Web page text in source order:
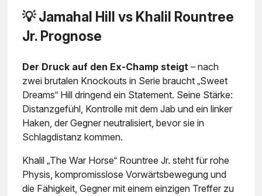
💡 Jamahal Hill vs Khalil Rountree
Jr. Prognose
Der Druck auf den Ex-Champ steigt – nach
zwei brutalen Knockouts in Serie braucht „Sweet
Dreams“ Hill dringend ein Statement. Seine Stärke:
Distanzgefühl, Kontrolle mit dem Jab und ein linker
Haken, der Gegner neutralisiert, bevor sie in
Schlagdistanz kommen.
Khalil „The War Horse“ Rountree Jr. steht für rohe
Physis, kompromisslose Vorwärtsbewegung und
die Fähigkeit, Gegner mit einem einzigen Treffer zu